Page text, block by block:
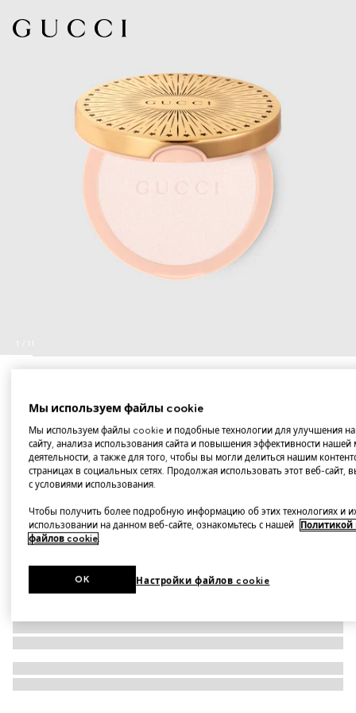
Мы используем файлы cookie
Мы используем файлы cookie и подобные технологии для улучшения
сайту, анализа использования сайта и повышения эффективности нашей
деятельности, а также для того, чтобы вы могли делиться нашим
страницах в социальных сетях. Продолжая использовать этот веб-сайт,
с условиями использования.
Чтобы получить более подробную информацию об этих технологиях и
использовании на данном веб-сайте, ознакомьтесь с нашей
Политикой
файлов cookie.
Настройки файлов cookie
OK